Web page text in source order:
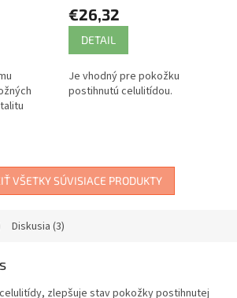
€26,32
DETAIL
Je vhodný pre pokožku
postihnutú celulitídou.
VŠETKY SÚVISIACE PRODUKTY
Diskusia (3)
zlepšuje stav pokožky postihnutej